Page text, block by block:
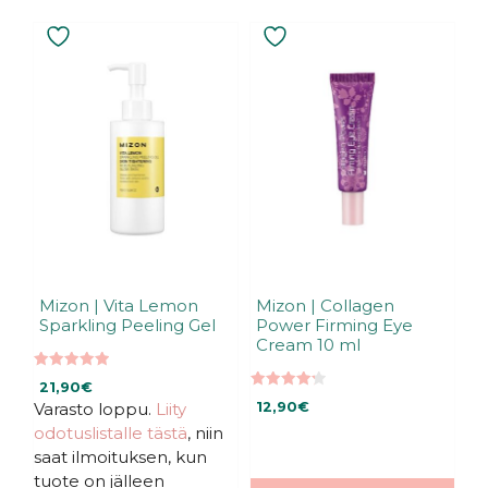
Mizon | Vita Lemon
Sparkling Peeling Gel
5:stä
21,90€
Varasto loppu. Liity
odotuslistalle tästä, niin
saat ilmoituksen, kun
tuote on jälleen
Mizon | Collagen
Power Firming Eye
Cream 10 ml
5:stä
12,90€